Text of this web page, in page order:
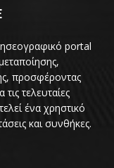
portal
προσφέροντας
τελευταίες
ένα χρηστικό
και συνθήκες.